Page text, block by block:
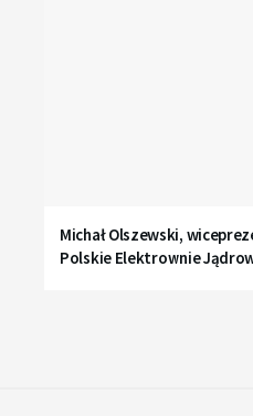
Michał Olszewski,
Polskie Elektrownie